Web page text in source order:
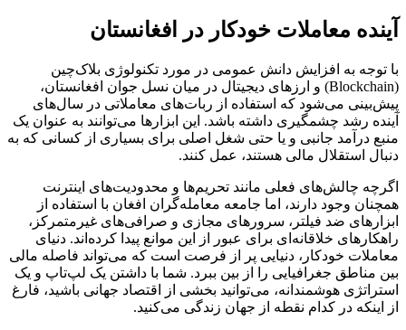
آینده معاملات خودکار در افغانستان
با توجه به افزایش دانش عمومی در مورد تکنولوژی بلاک‌چین
(Blockchain) و ارزهای دیجیتال در میان نسل جوان افغانستان،
پیش‌بینی می‌شود که استفاده از ربات‌های معاملاتی در سال‌های
آینده رشد چشمگیری داشته باشد. این ابزارها می‌توانند به عنوان یک
منبع درآمد جانبی و یا حتی شغل اصلی برای بسیاری از کسانی که به
دنبال استقلال مالی هستند، عمل کنند.
اگرچه چالش‌های فعلی مانند تحریم‌ها و محدودیت‌های اینترنت
همچنان وجود دارند، اما جامعه معامله‌گران افغان با استفاده از
ابزارهای ضد فیلتر، سرورهای مجازی و صرافی‌های غیرمتمرکز،
راهکارهای خلاقانه‌ای برای عبور از این موانع پیدا کرده‌اند. دنیای
معاملات خودکار، دنیایی پر از فرصت است که می‌تواند فاصله مالی
بین مناطق جغرافیایی را از بین ببرد. شما با داشتن یک لپ‌تاپ و یک
استراتژی هوشمندانه، می‌توانید بخشی از اقتصاد جهانی باشید، فارغ
از اینکه در کدام نقطه از جهان زندگی می‌کنید.